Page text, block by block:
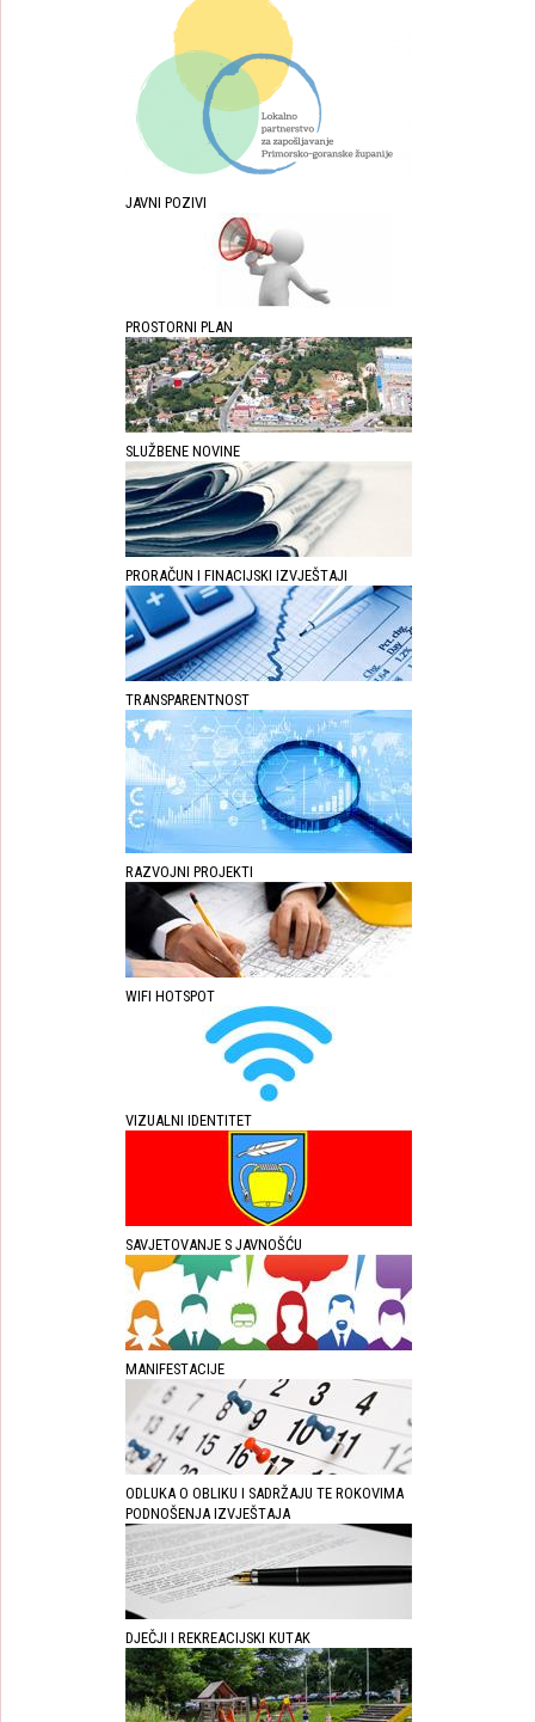
JAVNI POZIVI
PROSTORNI PLAN
SLUŽBENE NOVINE
PRORAČUN I FINACIJSKI IZVJEŠTAJI
TRANSPARENTNOST
RAZVOJNI PROJEKTI
WIFI HOTSPOT
VIZUALNI IDENTITET
SAVJETOVANJE S JAVNOŠĆU
MANIFESTACIJE
ODLUKA O OBLIKU I SADRŽAJU TE ROKOVIMA
PODNOŠENJA IZVJEŠTAJA
DJEČJI I REKREACIJSKI KUTAK